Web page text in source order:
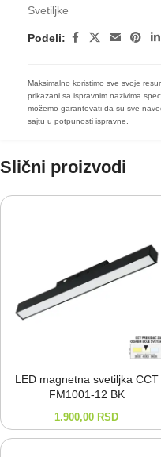
Svetiljke
Podeli:
Maksimalno koristimo sve svoje
prikazani sa ispravnim nazivima
možemo garantovati da su sve
sajtu u potpunosti ispravne.
Slični proizvodi
LED magnetna svetiljka CCT
FM1001-⁠12 BK
1.900,00 RSD